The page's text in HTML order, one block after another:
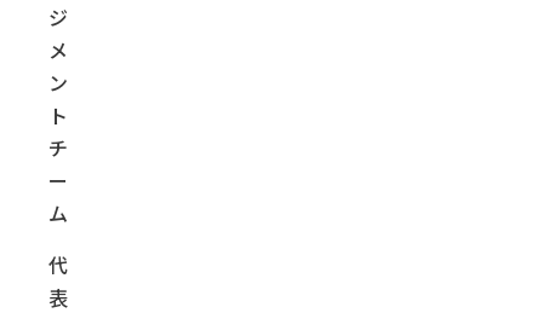
ジ
メ
ン
ト
チ
ー
ム
代
表